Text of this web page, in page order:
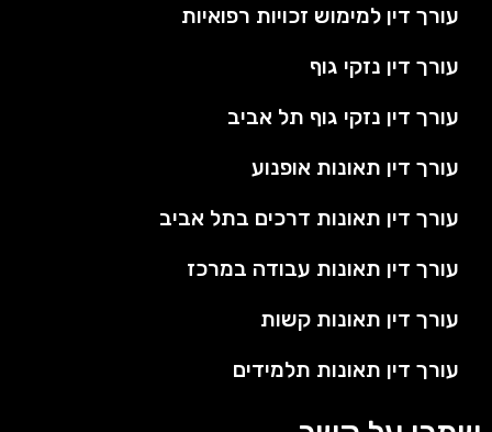
עורך דין למימוש זכויות רפואיות
עורך דין נזקי גוף
עורך דין נזקי גוף תל אביב
עורך דין תאונות אופנוע
עורך דין תאונות דרכים בתל אביב
עורך דין תאונות עבודה במרכז
עורך דין תאונות קשות
עורך דין תאונות תלמידים